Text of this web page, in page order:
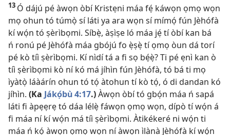
13 Ó dájú pé àwọn òbí Kristẹni máa fẹ́ káwọn ọmọ wọn
mọ ohun tó túmọ̀ sí láti ya ara wọn sí mímọ́ fún Jèhófà
kí wọ́n tó ṣèrìbọmi. Síbẹ̀, àṣìṣe ló máa jẹ́ tí òbí kan bá
ń ronú pé Jèhófà máa gbójú fo ẹ̀ṣẹ̀ tí ọmọ òun dá torí
pé kò tíì ṣèrìbọmi. Kí nìdí tá a fi sọ bẹ́ẹ̀? Ti pé ẹnì kan ò
tíì ṣèrìbọmi kò ní kó má jíhìn fún Jèhófà, tó bá ti mọ
ìyàtọ̀ láàárín ohun tó tọ́ àtohun tí kò tọ́, ó di dandan kó
jíhìn. (Ka Jákọ́bù 4:17.)Àwọn òbí tó gbọ́n máa ń sapá
láti fi àpẹẹrẹ tó dáa lélẹ̀ fáwọn ọmọ wọn, dípò tí wọ́n á
fi máa ní kí wọ́n má tíì ṣèrìbọmi. Àtikékeré ni wọ́n ti
máa ń kọ́ àwọn ọmọ wọn ní àwọn ìlànà Jèhófà kí wọ́n